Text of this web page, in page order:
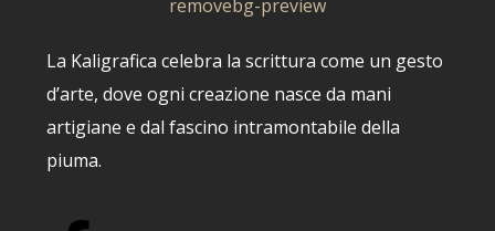
La Kaligrafica celebra la scrittura come un gesto
d’arte, dove ogni creazione nasce da mani
artigiane e dal fascino intramontabile della
piuma.